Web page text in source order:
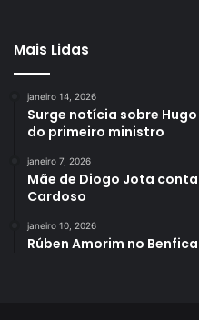
Mais Lidas
janeiro 14, 2026
Surge notícia sobre
do primeiro ministro
janeiro 7, 2026
Mãe de Diogo Jota
Cardoso
janeiro 10, 2026
Rúben Amorim no Benfica